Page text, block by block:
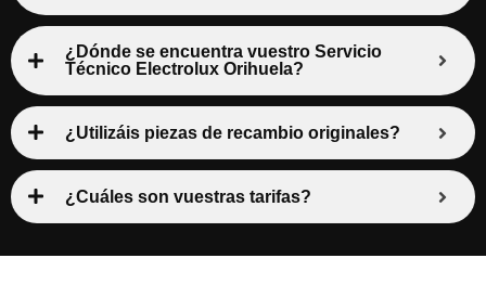
¿Dónde se encuentra vuestro Servicio
Técnico Electrolux Orihuela?
¿Utilizáis piezas de recambio originales?
¿Cuáles son vuestras tarifas?